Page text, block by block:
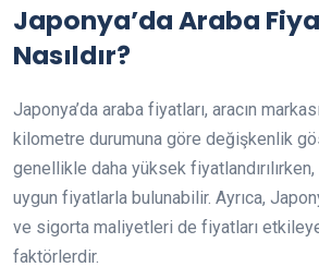
Japonya’da Araba
Nasıldır?
Japonya’da araba fiyatları, aracın
kilometre durumuna göre değişkenlik
genellikle daha yüksek
uygun fiyatlarla bulunabilir. Ayrıca,
ve sigorta maliyetleri de fiyatları
faktörlerdir.